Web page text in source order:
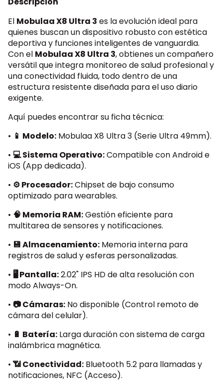
PSE
Débito bancario; ¡todos los bancos!
Wompi
Paga con tarjeta, PSE, Nequi o efectivo. ¡Tú eliges!
Tu plata en Nequi, tu pedido en camino. ¡Paga fácil aquí!
El Mobulaa X8 Ultra 3 es la evolución ideal para
quienes buscan un dispositivo robusto con estética
deportiva y funciones inteligentes de vanguardia.
Con el Mobulaa X8 Ultra 3, obtienes un compañero
versátil que integra monitoreo de salud profesional y
una conectividad fluida, todo dentro de una
estructura resistente diseñada para el uso diario
exigente.
Aquí puedes encontrar su ficha técnica:
• 📱 Modelo: Mobulaa X8 Ultra 3 (Serie Ultra 49mm).
• 💻 Sistema Operativo:Compatible con Android e
iOS (App dedicada).
• ⚙️ Procesador:Chipset de bajo consumo
optimizado para wearables.
• 🧠 Memoria RAM:Gestión eficiente para
multitarea de sensores y notificaciones.
• 💾 Almacenamiento: Memoria interna para
registros de salud y esferas personalizadas.
• 🖥️ Pantalla:2.02" IPS HD de alta resolución con
modo Always-On.
• 📷 Cámaras: No disponible (Control remoto de
cámara del celular).
• 🔋 Batería: Larga duración con sistema de carga
inalámbrica magnética.
• 📶 Conectividad: Bluetooth 5.2 para llamadas y
notificaciones, NFC (Acceso).